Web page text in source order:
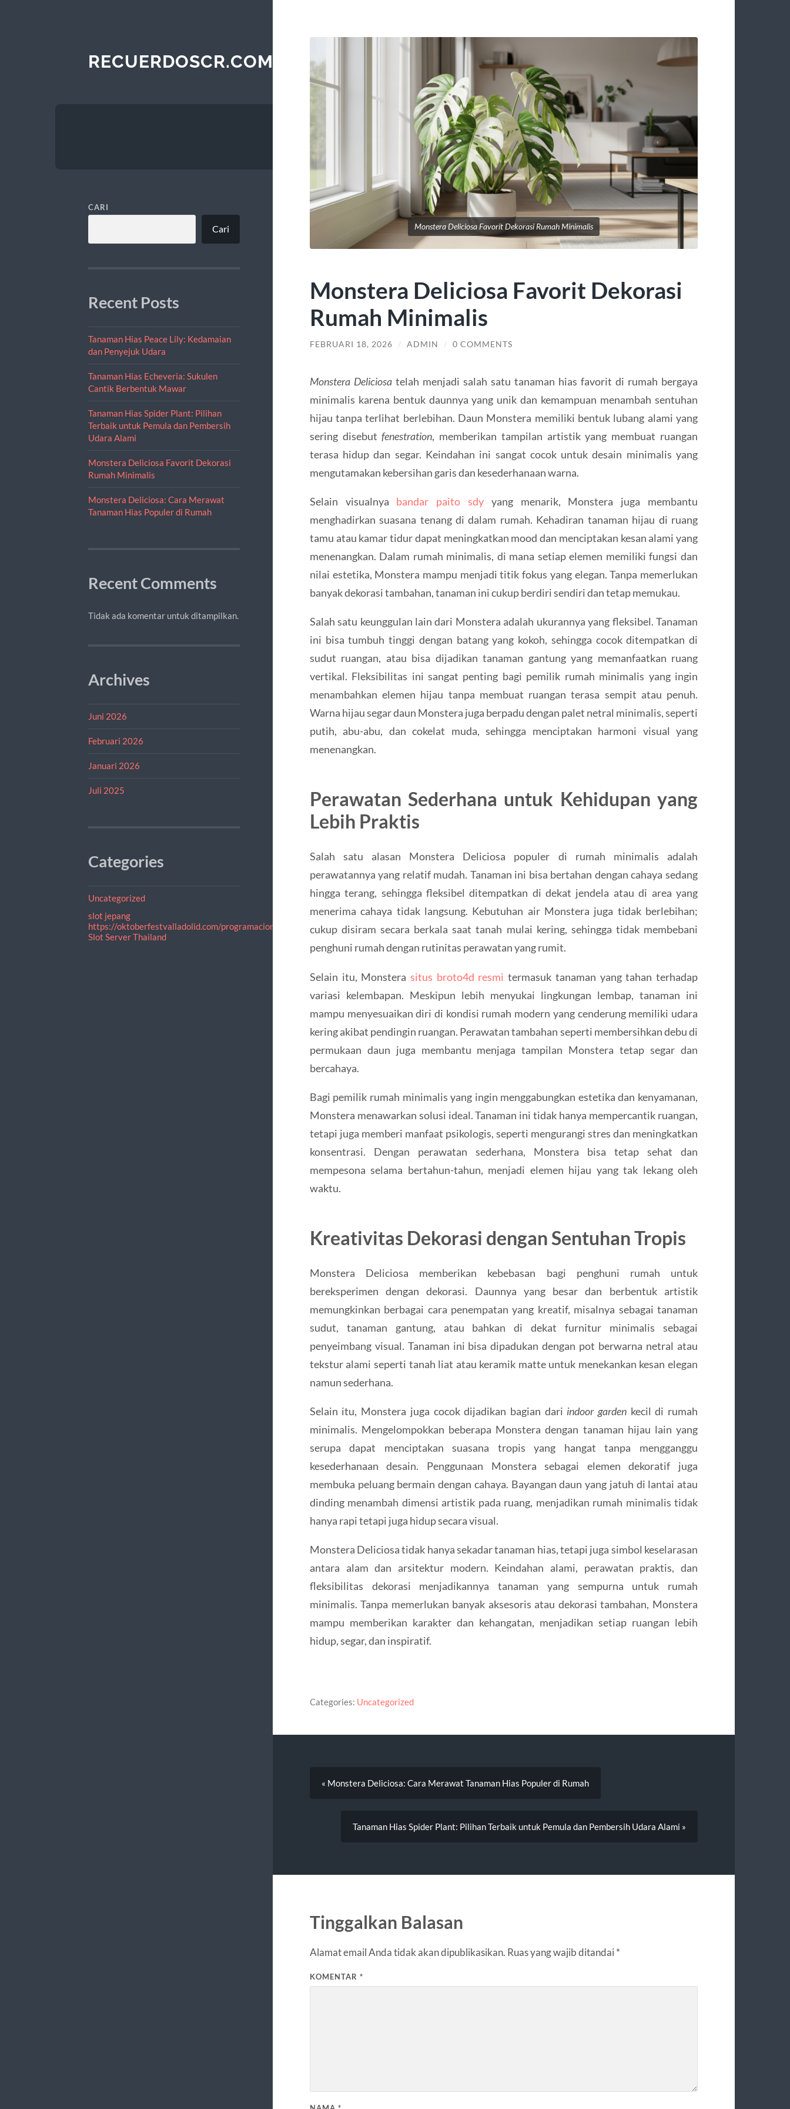
RECUERDOSCR.COM
CARI
Cari
Recent Posts
Tanaman Hias Peace Lily: Kedamaian
dan Penyejuk Udara
Tanaman Hias Echeveria: Sukulen
Cantik Berbentuk Mawar
Tanaman Hias Spider Plant: Pilihan
Terbaik untuk Pemula dan Pembersih
Udara Alami
Monstera Deliciosa Favorit Dekorasi
Rumah Minimalis
Monstera Deliciosa: Cara Merawat
Tanaman Hias Populer di Rumah
Recent Comments
Tidak ada komentar untuk ditampilkan.
Archives
Juni 2026
Februari 2026
Januari 2026
Juli 2025
Categories
Uncategorized
slot jepang
https://oktoberfestvalladolid.com/programacion/
Slot Server Thailand
Monstera Deliciosa Favorit Dekorasi Rumah Minimalis
Monstera Deliciosa Favorit Dekorasi
Rumah Minimalis
FEBRUARI 18, 2026 / ADMIN / 0 COMMENTS
Monstera Deliciosatelah menjadi salah satu tanaman hias favorit di rumah bergaya
minimalis karena bentuk daunnya yang unik dan kemampuan menambah sentuhan
hijau tanpa terlihat berlebihan. Daun Monstera memiliki bentuk lubang alami yang
sering disebutfenestration, memberikan tampilan artistik yang membuat ruangan
terasa hidup dan segar. Keindahan ini sangat cocok untuk desain minimalis yang
mengutamakan kebersihan garis dan kesederhanaan warna.
Selain visualnya bandar paito sdy yang menarik, Monstera juga membantu
menghadirkan suasana tenang di dalam rumah. Kehadiran tanaman hijau di ruang
tamu atau kamar tidur dapat meningkatkan mood dan menciptakan kesan alami yang
menenangkan. Dalam rumah minimalis, di mana setiap elemen memiliki fungsi dan
nilai estetika, Monstera mampu menjadi titik fokus yang elegan. Tanpa memerlukan
banyak dekorasi tambahan, tanaman ini cukup berdiri sendiri dan tetap memukau.
Salah satu keunggulan lain dari Monstera adalah ukurannya yang fleksibel. Tanaman
ini bisa tumbuh tinggi dengan batang yang kokoh, sehingga cocok ditempatkan di
sudut ruangan, atau bisa dijadikan tanaman gantung yang memanfaatkan ruang
vertikal. Fleksibilitas ini sangat penting bagi pemilik rumah minimalis yang ingin
menambahkan elemen hijau tanpa membuat ruangan terasa sempit atau penuh.
Warna hijau segar daun Monstera juga berpadu dengan palet netral minimalis, seperti
putih, abu-abu, dan cokelat muda, sehingga menciptakan harmoni visual yang
menenangkan.
Perawatan Sederhana untuk Kehidupan yang
Lebih Praktis
Salah satu alasan Monstera Deliciosa populer di rumah minimalis adalah
perawatannya yang relatif mudah. Tanaman ini bisa bertahan dengan cahaya sedang
hingga terang, sehingga fleksibel ditempatkan di dekat jendela atau di area yang
menerima cahaya tidak langsung. Kebutuhan air Monstera juga tidak berlebihan;
cukup disiram secara berkala saat tanah mulai kering, sehingga tidak membebani
penghuni rumah dengan rutinitas perawatan yang rumit.
Selain itu, Monstera situs broto4d resmi termasuk tanaman yang tahan terhadap
variasi kelembapan. Meskipun lebih menyukai lingkungan lembap, tanaman ini
mampu menyesuaikan diri di kondisi rumah modern yang cenderung memiliki udara
kering akibat pendingin ruangan. Perawatan tambahan seperti membersihkan debu di
permukaan daun juga membantu menjaga tampilan Monstera tetap segar dan
bercahaya.
Bagi pemilik rumah minimalis yang ingin menggabungkan estetika dan kenyamanan,
Monstera menawarkan solusi ideal. Tanaman ini tidak hanya mempercantik ruangan,
tetapi juga memberi manfaat psikologis, seperti mengurangi stres dan meningkatkan
konsentrasi. Dengan perawatan sederhana, Monstera bisa tetap sehat dan
mempesona selama bertahun-tahun, menjadi elemen hijau yang tak lekang oleh
waktu.
Kreativitas Dekorasi dengan Sentuhan Tropis
Monstera Deliciosa memberikan kebebasan bagi penghuni rumah untuk
bereksperimen dengan dekorasi. Daunnya yang besar dan berbentuk artistik
memungkinkan berbagai cara penempatan yang kreatif, misalnya sebagai tanaman
sudut, tanaman gantung, atau bahkan di dekat furnitur minimalis sebagai
penyeimbang visual. Tanaman ini bisa dipadukan dengan pot berwarna netral atau
tekstur alami seperti tanah liat atau keramik matte untuk menekankan kesan elegan
namun sederhana.
Selain itu, Monstera juga cocok dijadikan bagian dari indoor gardenkecil di rumah
minimalis. Mengelompokkan beberapa Monstera dengan tanaman hijau lain yang
serupa dapat menciptakan suasana tropis yang hangat tanpa mengganggu
kesederhanaan desain. Penggunaan Monstera sebagai elemen dekoratif juga
membuka peluang bermain dengan cahaya. Bayangan daun yang jatuh di lantai atau
dinding menambah dimensi artistik pada ruang, menjadikan rumah minimalis tidak
hanya rapi tetapi juga hidup secara visual.
Monstera Deliciosa tidak hanya sekadar tanaman hias, tetapi juga simbol keselarasan
antara alam dan arsitektur modern. Keindahan alami, perawatan praktis, dan
fleksibilitas dekorasi menjadikannya tanaman yang sempurna untuk rumah
minimalis. Tanpa memerlukan banyak aksesoris atau dekorasi tambahan, Monstera
mampu memberikan karakter dan kehangatan, menjadikan setiap ruangan lebih
hidup, segar, dan inspiratif.
Categories: Uncategorized
« Monstera Deliciosa: Cara Merawat Tanaman Hias Populer di Rumah
Tanaman Hias Spider Plant: Pilihan Terbaik untuk Pemula dan Pembersih Udara Alami »
Tinggalkan Balasan
Alamat email Anda tidak akan dipublikasikan. Ruas yang wajib ditandai *
KOMENTAR *